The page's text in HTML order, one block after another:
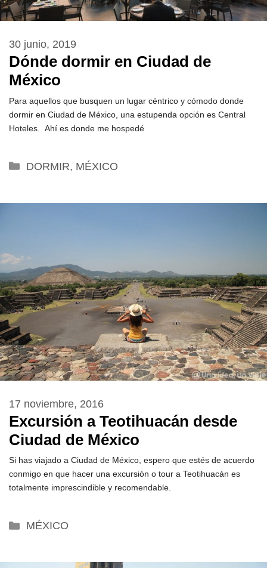
Dónde dormir en Ciudad de
México
30 junio, 2019
Para aquellos que busquen un lugar céntrico y cómodo donde
dormir en Ciudad de México, una estupenda opción es Central
Hoteles. Ahí es donde me hospedé
Categorías
DORMIR, MÉXICO
Excursión a Teotihuacán desde
Ciudad de México
17 noviembre, 2016
Si has viajado a Ciudad de México, espero que estés de acuerdo
conmigo en que hacer una excursión o tour a Teotihuacán es
totalmente imprescindible y recomendable.
Categorías
MÉXICO